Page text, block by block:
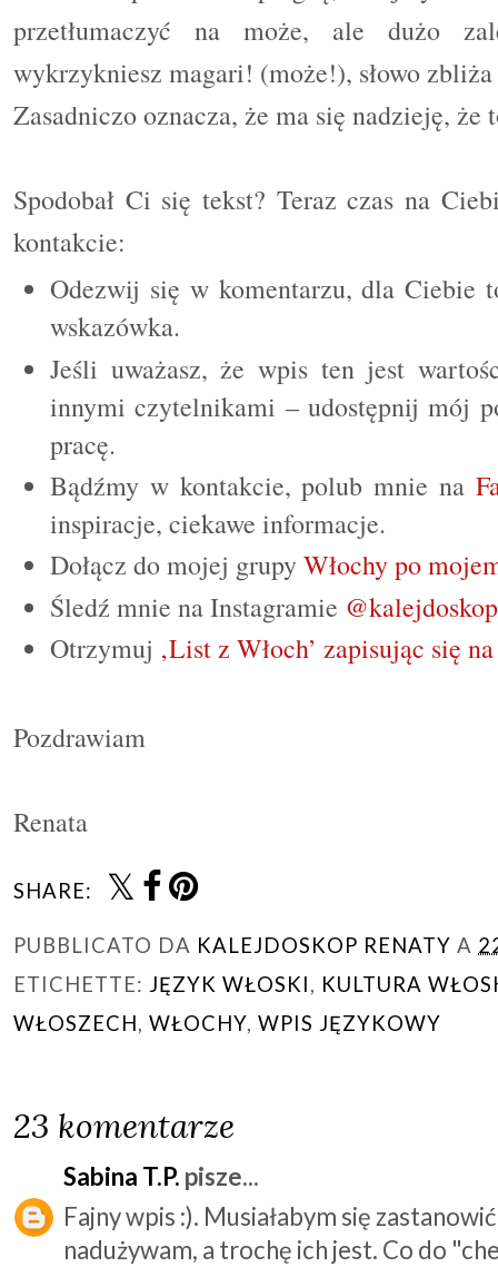
przetłumaczyć na może, ale dużo
wykrzykniesz magari! (może!), słowo
Zasadniczo oznacza, że ma się nadzieję, że
Spodobał Ci się tekst? Teraz czas na
kontakcie:
Odezwij się w komentarzu, dla Ciebie
wskazówka.
Jeśli uważasz, że wpis ten jest
innymi czytelnikami – udostępnij mój
pracę.
Bądźmy w kontakcie, polub mnie na
inspiracje, ciekawe informacje.
Dołącz do mojej grupyWłochy po
Śledź mnie na Instagramie
Otrzymuj ‚List z Włoch’ zapisując się
Pozdrawiam
Renata
SHARE:
PUBBLICATO DA KALEJDOSKOP RENATY A
ETICHETTE: JĘZYK WŁOSKI, KULTURA
WŁOSZECH, WŁOCHY, WPIS JĘZYKOWY
23 komentarze
Sabina T.P. pisze...
Fajny wpis :). Musiałabym się
nadużywam, a trochę ich jest. Co do